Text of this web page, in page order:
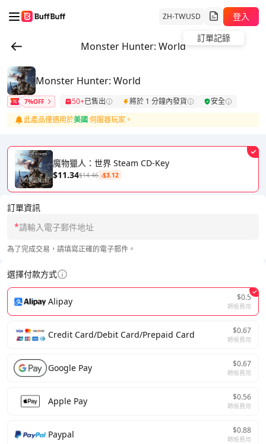
ZH-TWUSD
訂單記錄
登入
Monster Hunter: World
訂單資訊
*
為了完成交易，請填寫正確的電子郵件。
選擇付款方式
Alipay $0.5
轉帳費用
Credit Card/Debit Card/Prepaid Card $0.67
轉帳費用
Google Pay $0.67
轉帳費用
Apple Pay $0.56
轉帳費用
Paypal $0.88
轉帳費用
Monster Hunter: World
7%OFF 50+已售出 將於 1 分鐘內發貨
安全
此產品僅適用於美國伺服器玩家。
魔物獵人：世界 Steam CD-Key
$11.34$14.46 -$3.12